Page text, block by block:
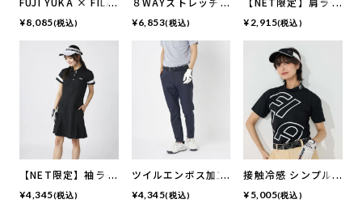
GOLF
バイカラー切り替え
ポロシャツ
¥8,085(税込)
分丈ジョガーパンツ
¥6,853(税込)
ン入り半袖シャツ
¥ 2,915(税込)
【NET限定】袖ライ
ン入りワンピース |
吸汗速乾・UVカッ
¥4,345(税込)
ツイルエンボス加工
9分丈テーパードパ
ンツ | 吸汗速乾・撥
¥4,345(税込)
接触冷感 シンプル
ロゴ半袖モックネッ
クシャツ
¥ 5,005(税込)